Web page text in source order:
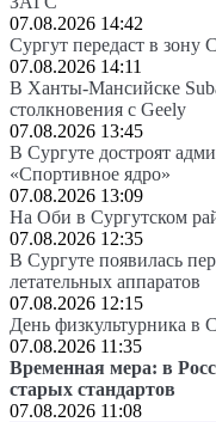
07.08.2026 14:42
Сургут передаст в
07.08.2026 14:11
В Ханты-Мансийске
столкновения с Geely
07.08.2026 13:45
В Сургуте достроят
«Спортивное ядро»
07.08.2026 13:09
На Оби в Сургутском
07.08.2026 12:35
В Сургуте появилась
летательных аппаратов
07.08.2026 12:15
День физкультурника в
07.08.2026 11:35
Временная мера: в
старых стандартов
07.08.2026 11:08